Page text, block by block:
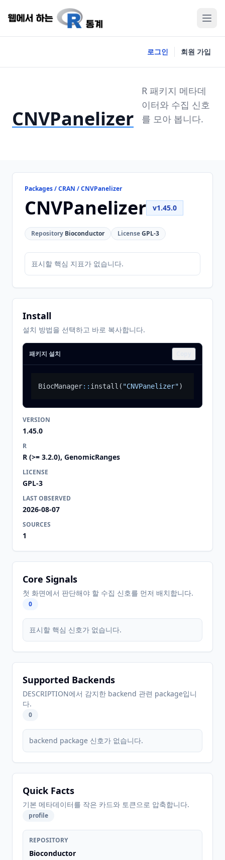
로그인 회원 가입
CNVPanelizer
R 패키지 메타데
이터와 수집 신호
를 모아 봅니다.
Packages / CRAN / CNVPanelizer
CNVPanelizer v1.45.0
Repository Bioconductor LicenseGPL-3
표시할 핵심 지표가 없습니다.
Install
설치 방법을 선택하고 바로 복사합니다.
패키지 설치
BiocManager:: install ( "CNVPanelizer")
VERSION
1.45.0
R
R (>= 3.2.0), GenomicRanges
LICENSE
GPL-3
LAST OBSERVED
2026-08-07
SOURCES
1
Core Signals
첫 화면에서 판단해야 할 수집 신호를 먼저 배치합니다.
0
표시할 핵심 신호가 없습니다.
Supported Backends
DESCRIPTION에서 감지한 backend 관련 package입니
다.
0
backend package 신호가 없습니다.
Quick Facts
기본 메타데이터를 작은 카드와 토큰으로 압축합니다.
profile
REPOSITORY
Bioconductor